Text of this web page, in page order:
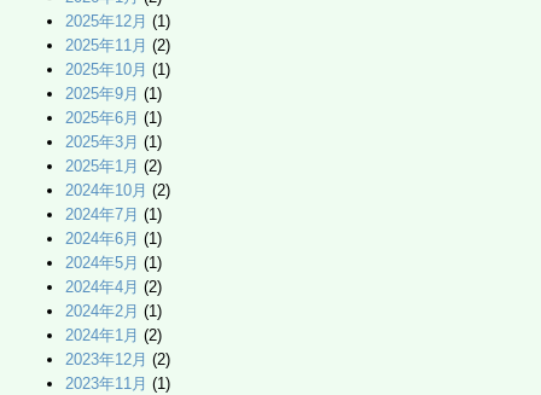
2025年12月 (1)
2025年11月 (2)
2025年10月 (1)
2025年9月 (1)
2025年6月 (1)
2025年3月 (1)
2025年1月 (2)
2024年10月 (2)
2024年7月 (1)
2024年6月 (1)
2024年5月 (1)
2024年4月 (2)
2024年2月 (1)
2024年1月 (2)
2023年12月 (2)
2023年11月 (1)